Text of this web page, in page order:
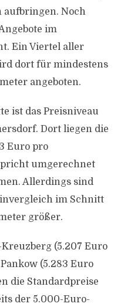
aufbringen. Noch
im
Ein Viertel aller
dort für mindestens
angeboten.
ist das Preisniveau
Dort liegen die
Euro pro
umgerechnet
Allerdings sind
im Schnitt
größer.
(5.207 Euro
(5.283 Euro
die Standardpreise
der 5.000-Euro-